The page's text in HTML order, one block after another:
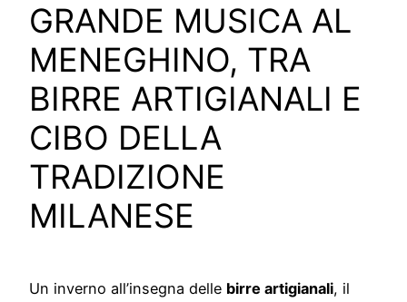
GRANDE MUSICA AL
MENEGHINO, TRA
BIRRE ARTIGIANALI E
CIBO DELLA
TRADIZIONE
MILANESE
Un inverno all’insegna delle birre artigianali, il